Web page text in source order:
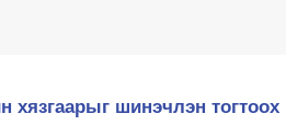
хязгаарыг шинэчлэн тогтоох